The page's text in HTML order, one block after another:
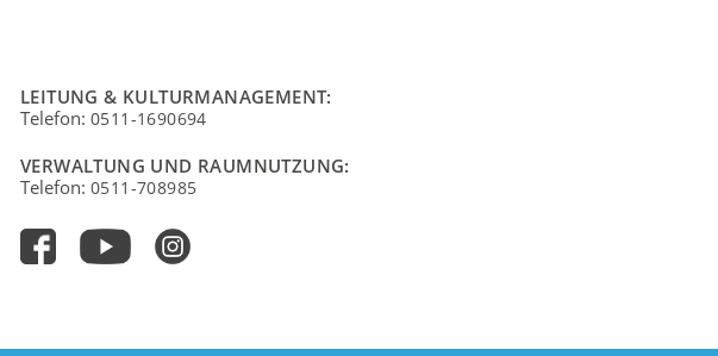
LEITUNG & KULTURMANAGEMENT:
Telefon: 0511-1690694
VERWALTUNG UND RAUMNUTZUNG:
Telefon: 0511-708985